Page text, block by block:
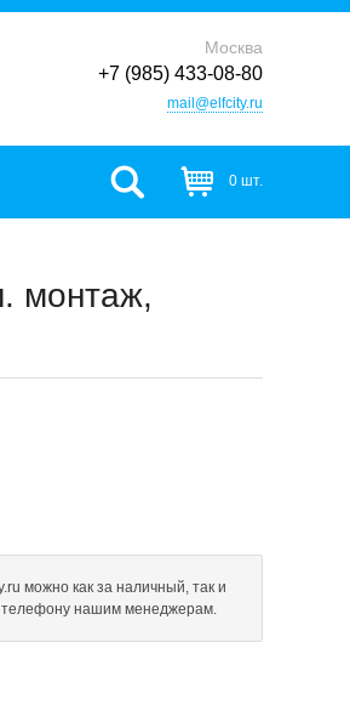
Москва
+7 (985) 433-08-80
mail@elfcity.ru
0 шт.
монтаж,
можно как за наличный, так и
телефону нашим менеджерам.